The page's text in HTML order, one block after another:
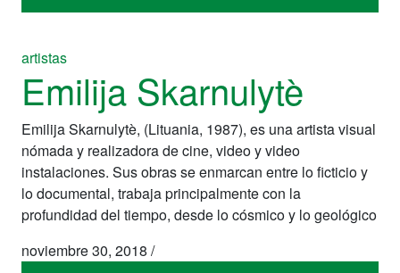
artistas
Emilija Skarnulytè
Emilija Skarnulytè, (Lituania, 1987), es una artista visual
nómada y realizadora de cine, video y video
instalaciones. Sus obras se enmarcan entre lo ficticio y
lo documental, trabaja principalmente con la
profundidad del tiempo, desde lo cósmico y lo geológico
noviembre 30, 2018 /